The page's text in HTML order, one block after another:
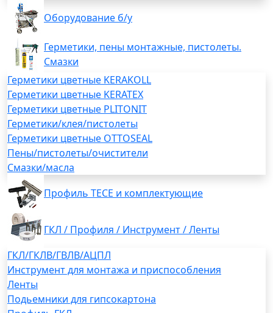
Оборудование б/у
Герметики, пены монтажные, пистолеты.
Смазки
Герметики цветные KERAKOLL
Герметики цветные KERATEX
Герметики цветные PLITONIT
Герметики/клея/пистолеты
Герметики цветные OTTOSEAL
Пены/пистолеты/очистители
Смазки/масла
Профиль TECE и комплектующие
ГКЛ / Профиля / Инструмент / Ленты
ГКЛ/ГКЛВ/ГВЛВ/АЦПЛ
Инструмент для монтажа и приспособления
Ленты
Подьемники для гипсокартона